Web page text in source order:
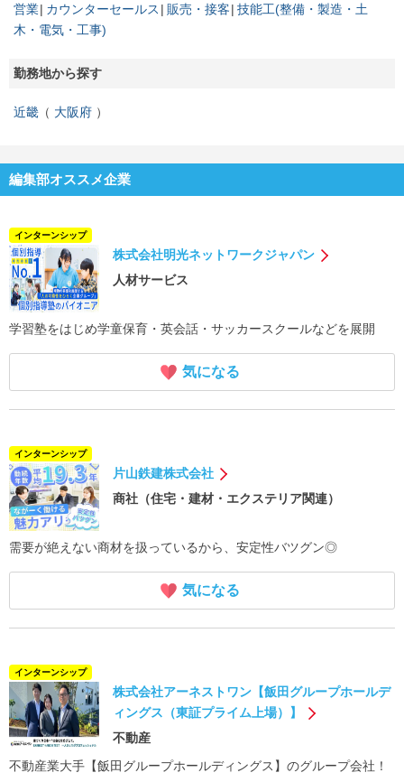
営業 カウンターセールス 販売・接客 技能工(整備・製造・土
木・電気・工事)
勤務地から探す
近畿 大阪府
編集部オススメ企業
インターンシップ
株式会社明光ネットワークジャパン
人材サービス
学習塾をはじめ学童保育・英会話・サッカースクールなどを展開
気になる
インターンシップ
片山鉄建株式会社
商社（住宅・建材・エクステリア関連）
需要が絶えない商材を扱っているから、安定性バツグン◎
気になる
インターンシップ
株式会社アーネストワン【飯田グループホールデ
ィングス（東証プライム上場）】
不動産
不動産業大手【飯田グループホールディングス】のグループ会社！